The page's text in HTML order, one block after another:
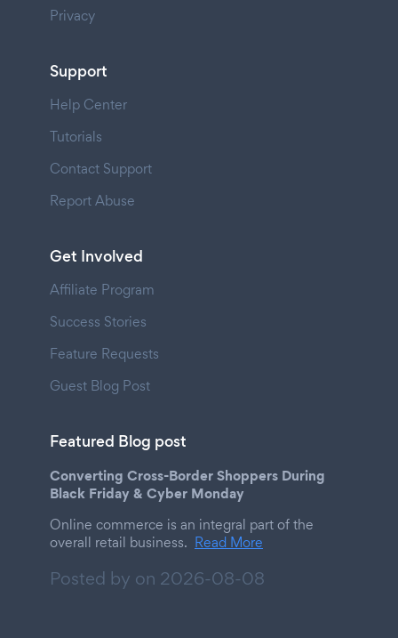
Privacy
Support
Help Center
Tutorials
Contact Support
Report Abuse
Get Involved
Affiliate Program
Success Stories
Feature Requests
Guest Blog Post
Featured Blog post
Converting Cross-Border Shoppers During
Black Friday & Cyber Monday
Online commerce is an integral part of the
overall retail business. Read More
Posted by on 2026-08-08